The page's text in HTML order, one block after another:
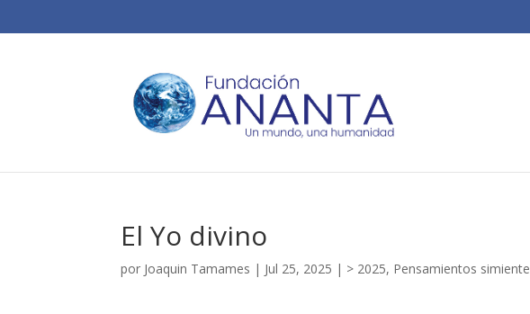
El Yo divino
por Joaquin Tamames | Jul 25, 2025 | > 2025, Pensamientos simiente